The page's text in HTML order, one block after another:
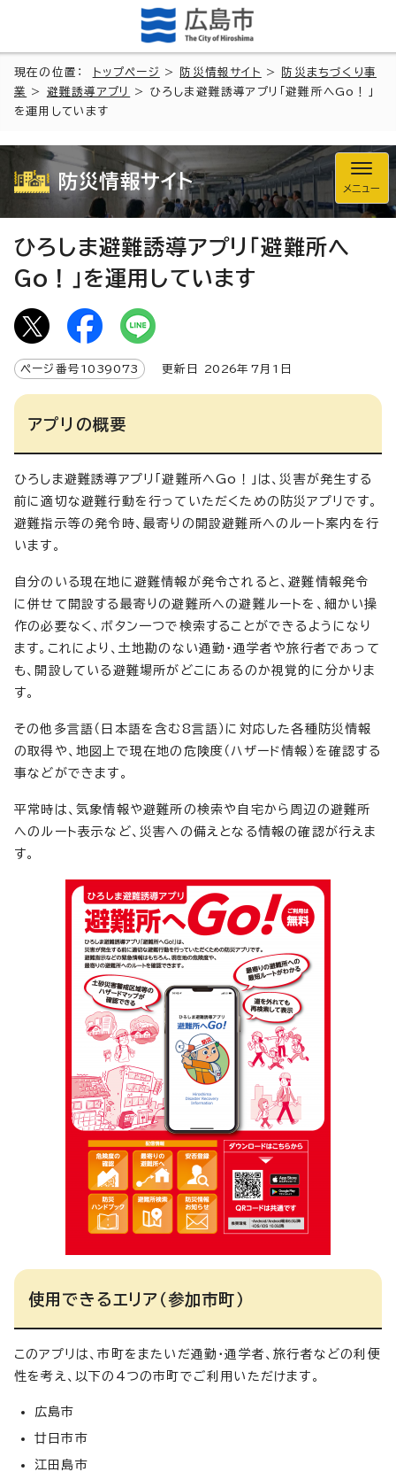
現在の位置： トップページ > 防災情報サイト >
防災まちづくり事
業
> 避難誘導アプリ
> ひろしま避難誘導アプリ「避難所へGo！」
を運用しています
防災情報サイト メニュー
ひろしま避難誘導アプリ「避難所へ
Go！」を運用しています
ページ番号 1039073 更新日 2026年7月1日
アプリの概要
ひろしま避難誘導アプリ「避難所へGo！」は、災害が発生する
前に適切な避難行動を行っていただくための防災アプリです。
避難指示等の発令時、最寄りの開設避難所へのルート案内を行
います。
自分のいる現在地に避難情報が発令されると、避難情報発令
に併せて開設する最寄りの避難所への避難ルートを、細かい操
作の必要なく、ボタン一つで検索することができるようになり
ます。これにより、土地勘のない通勤・通学者や旅行者であって
も、開設している避難場所がどこにあるのか視覚的に分かりま
す。
その他多言語（日本語を含む8言語）に対応した各種防災情報
の取得や、地図上で現在地の危険度（ハザード情報）を確認する
事などができます。
平常時は、気象情報や避難所の検索や自宅から周辺の避難所
へのルート表示など、災害への備えとなる情報の確認が行えま
す。
使用できるエリア（参加市町）
このアプリは、市町をまたいだ通勤・通学者、旅行者などの利便
性を考え、以下の4つの市町でご利用いただけます。
広島市
廿日市市
江田島市